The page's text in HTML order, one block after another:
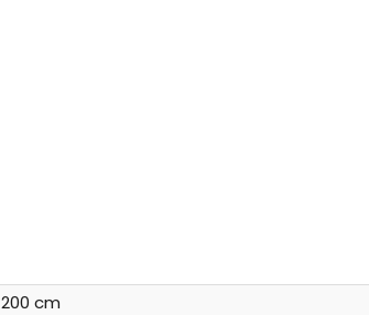
200 cm